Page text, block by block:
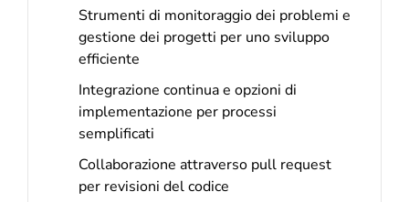
Strumenti di monitoraggio dei problemi e
gestione dei progetti per uno sviluppo
efficiente
Integrazione continua e opzioni di
implementazione per processi
semplificati
Collaborazione attraverso pull request
per revisioni del codice